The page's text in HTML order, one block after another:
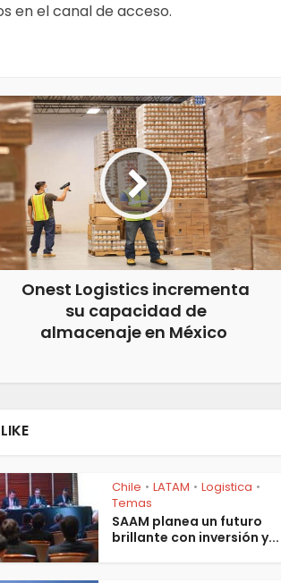
en el canal de acceso.
Onest Logistics incrementa
su capacidad de
almacenaje en México
Chile • LATAM • Logistica •
Temas
SAAM planea un futuro
brillante con inversión y...